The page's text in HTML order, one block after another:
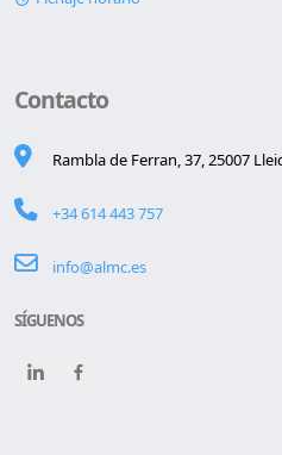
Contacto
Rambla de Ferran, 37, 25007
+34 614 443 757
info@almc.es
SÍGUENOS